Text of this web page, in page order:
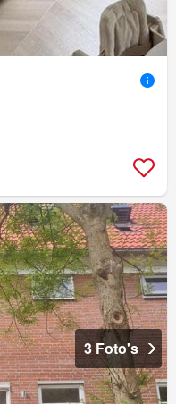
3 Foto's